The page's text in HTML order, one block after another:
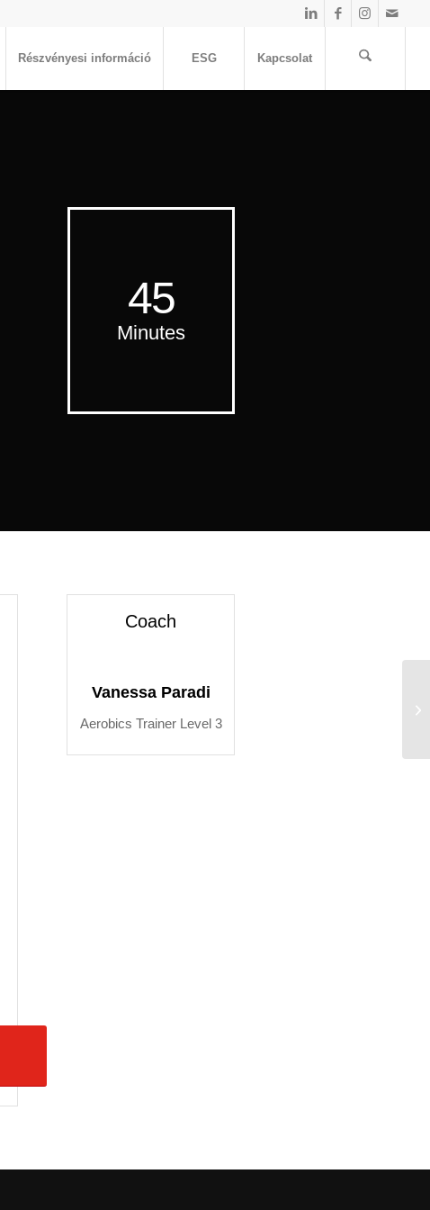
Részvényesi információ ESG Kapcsolat
45
Minutes
Coach
Vanessa Paradi
Aerobics Trainer Level 3